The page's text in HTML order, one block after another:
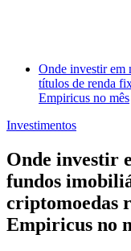
Onde investir em
títulos de renda
Empiricus no mês
Investimentos
Onde investir
fundos
criptomoedas
Empiricus no